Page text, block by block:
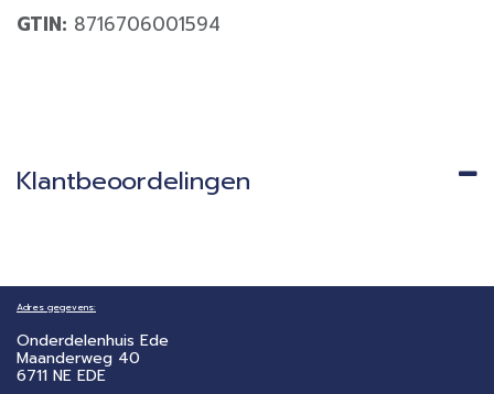
GTIN: 8716706001594
Klantbeoordelingen
Adres gegevens:
Onderdelenhuis Ede
Maanderweg 40
6711 NE EDE